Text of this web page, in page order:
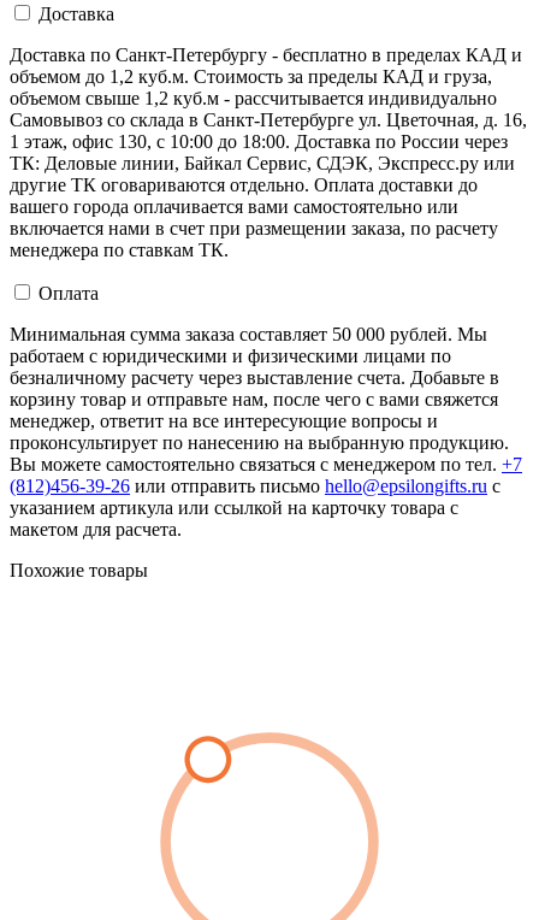
Доставка
Доставка по Санкт-Петербургу - бесплатно в пределах КАД и
объемом до 1,2 куб.м. Стоимость за пределы КАД и груза,
объемом свыше 1,2 куб.м - рассчитывается индивидуально
Самовывоз со склада в Санкт-Петербурге ул. Цветочная, д. 16,
1 этаж, офис 130, с 10:00 до 18:00. Доставка по России через
ТК: Деловые линии, Байкал Сервис, СДЭК, Экспресс.ру или
другие ТК оговариваются отдельно. Оплата доставки до
вашего города оплачивается вами самостоятельно или
включается нами в счет при размещении заказа, по расчету
менеджера по ставкам ТК.
Оплата
Минимальная сумма заказа составляет 50 000 рублей. Мы
работаем с юридическими и физическими лицами по
безналичному расчету через выставление счета. Добавьте в
корзину товар и отправьте нам, после чего с вами свяжется
менеджер, ответит на все интересующие вопросы и
проконсультирует по нанесению на выбранную продукцию.
Вы можете самостоятельно связаться с менеджером по тел. +7
(812)456-39-26 или отправить письмо hello@epsilongifts.ru с
указанием артикула или ссылкой на карточку товара с
макетом для расчета.
Похожие товары